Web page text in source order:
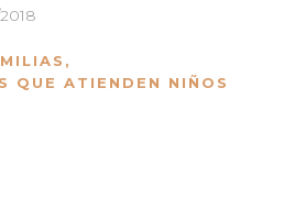
,
QUE ATIENDEN NIÑOS